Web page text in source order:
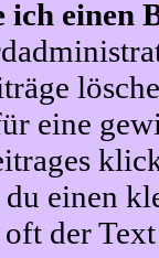
ich einen
eine
einen
der